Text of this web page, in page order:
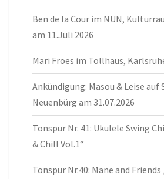
Ben de la Cour im NUN,
am 11.Juli 2026
Mari Froes im Tollhaus,
Ankündigung: Masou & Leise auf
Neuenbürg am 31.07.2026
Tonspur Nr. 41: Ukulele Swing
& Chill Vol.1“
Tonspur Nr.40: Mane and